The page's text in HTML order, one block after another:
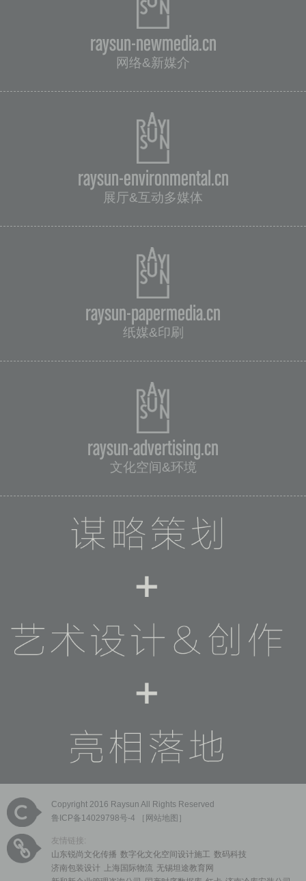
raysun-newmedia.cn
网络&新媒介
raysun-environmental.cn
展厅&互动多媒体
raysun-papermedia.cn
纸媒&印刷
raysun-advertising.cn
文化空间&环境
Copyright 2016 Raysun All Rights Reserved
鲁ICP备14029798号-4 ［ 网站地图 ］
友情链接:
山东锐尚文化传播 数字化文化空间设计施工 数码科技
济南包装设计
上海国际物流 无锡坦途教育网